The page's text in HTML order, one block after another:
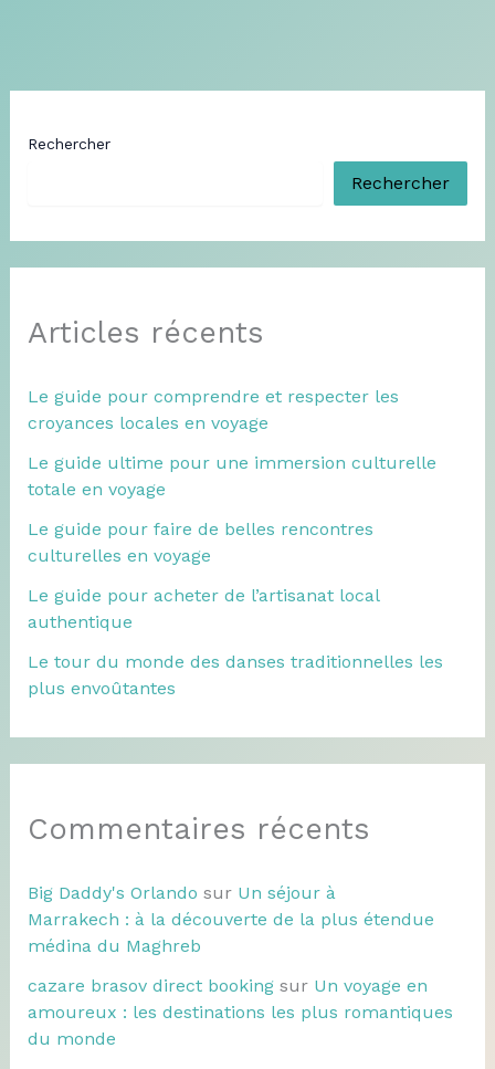
Rechercher
Rechercher
Articles récents
Le guide pour comprendre et respecter les
croyances locales en voyage
Le guide ultime pour une immersion culturelle
totale en voyage
Le guide pour faire de belles rencontres
culturelles en voyage
Le guide pour acheter de l’artisanat local
authentique
Le tour du monde des danses traditionnelles les
plus envoûtantes
Commentaires récents
Big Daddy's Orlando sur Un séjour à
Marrakech : à la découverte de la plus étendue
médina du Maghreb
cazare brasov direct bookingsur Un voyage en
amoureux : les destinations les plus romantiques
du monde